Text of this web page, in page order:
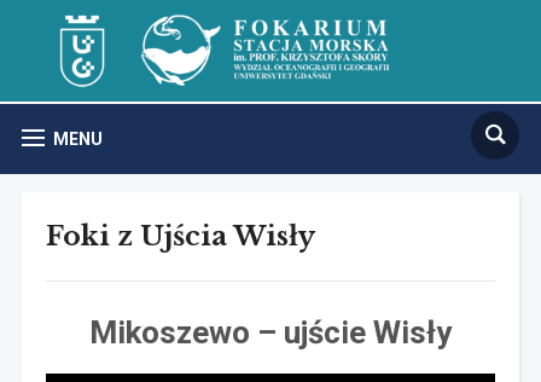
MENU
Foki z Ujścia Wisły
Mikoszewo – ujście Wisły